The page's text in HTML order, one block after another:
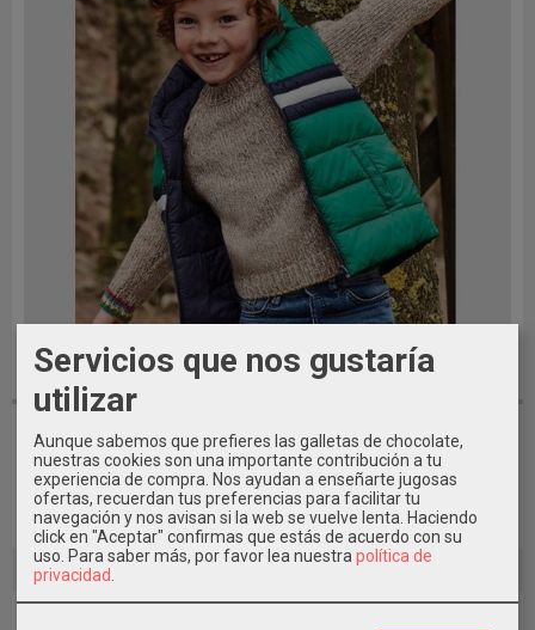
27,99 €39,99 €
Añadir a Carrito
Servicios que nos gustaría
utilizar
Aunque sabemos que prefieres las galletas de chocolate,
nuestras cookies son una importante contribución a tu
experiencia de compra. Nos ayudan a enseñarte jugosas
ofertas, recuerdan tus preferencias para facilitar tu
navegación y nos avisan si la web se vuelve lenta. Haciendo
click en "Aceptar" confirmas que estás de acuerdo con su
uso. Para saber más, por favor lea nuestra política de
privacidad